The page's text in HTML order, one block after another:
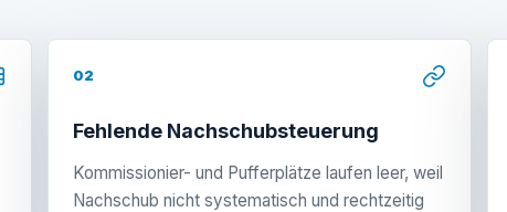
02
Fehlende Nachschubsteuerung
Kommissionier- und Pufferplätze laufen leer, weil
Nachschub nicht systematisch und rechtzeitig